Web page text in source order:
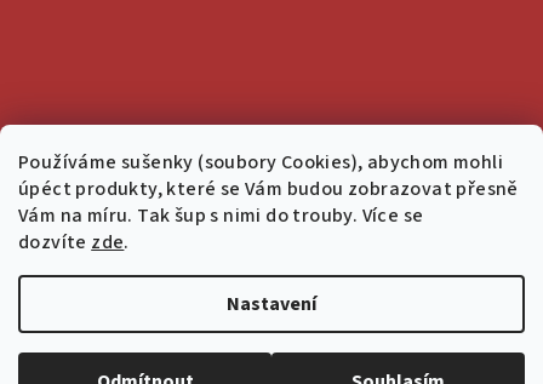
Používáme sušenky (soubory Cookies), abychom mohli
úpéct produkty, které se Vám budou zobrazovat přesně
Vám na míru. Tak šup s nimi do trouby. Více se
dozvíte zde.
Nastavení
nastavení cookies